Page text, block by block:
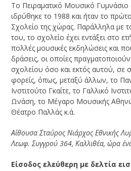
Το Πειραματικό Μουσικό
ιδρύθηκε το 1988 και ήταν το
Σχολείο της χώρας. Παράλληλα με
του, το σχολείο έχει εντάξει στο
πολλές μουσικές εκδηλώσεις και
δράσεις, οι οποίες
σχολείου όσο και εκτός αυτού, σε
φορείς, όπως, μεταξύ άλλων, το
Ινστιτούτο Γκαίτε, το Γαλλικό
Ωνάση, το Μέγαρο Μουσικής
Θέατρο Παλλάς κ.ά.
Αίθουσα Σταύρος Νιάρχος Εθνικής
Λεωφ. Συγγρού 364, Καλλιθέα, ώρα
Είσοδος ελεύθερη με δελτία